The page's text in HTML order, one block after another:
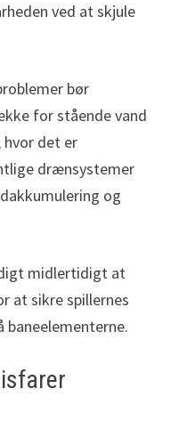
ved at skjule
bør
for stående vand
det er
drænsystemer
og
midlertidigt at
at sikre spillernes
baneelementerne.